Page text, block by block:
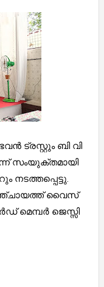
ട്രസ്റ്റും ബി വി
സംയുക്തമായി
നടത്തപ്പെട്ടു.
വൈസ്
മെമ്പർ ജെസ്സി